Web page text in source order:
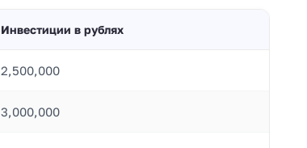
Инвестиции в рублях
2,500,000
3,000,000